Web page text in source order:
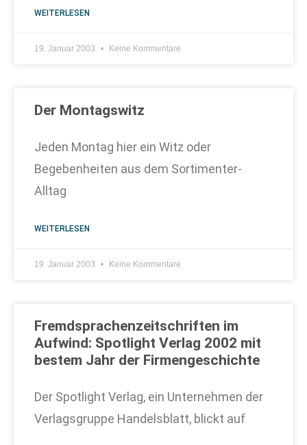
WEITERLESEN
19. Januar 2003 Keine Kommentare
Der Montagswitz
Jeden Montag hier ein Witz oder
Begebenheiten aus dem Sortimenter-
Alltag
WEITERLESEN
19. Januar 2003 Keine Kommentare
Fremdsprachenzeitschriften im
Aufwind: Spotlight Verlag 2002 mit
bestem Jahr der Firmengeschichte
Der Spotlight Verlag, ein Unternehmen der
Verlagsgruppe Handelsblatt, blickt auf